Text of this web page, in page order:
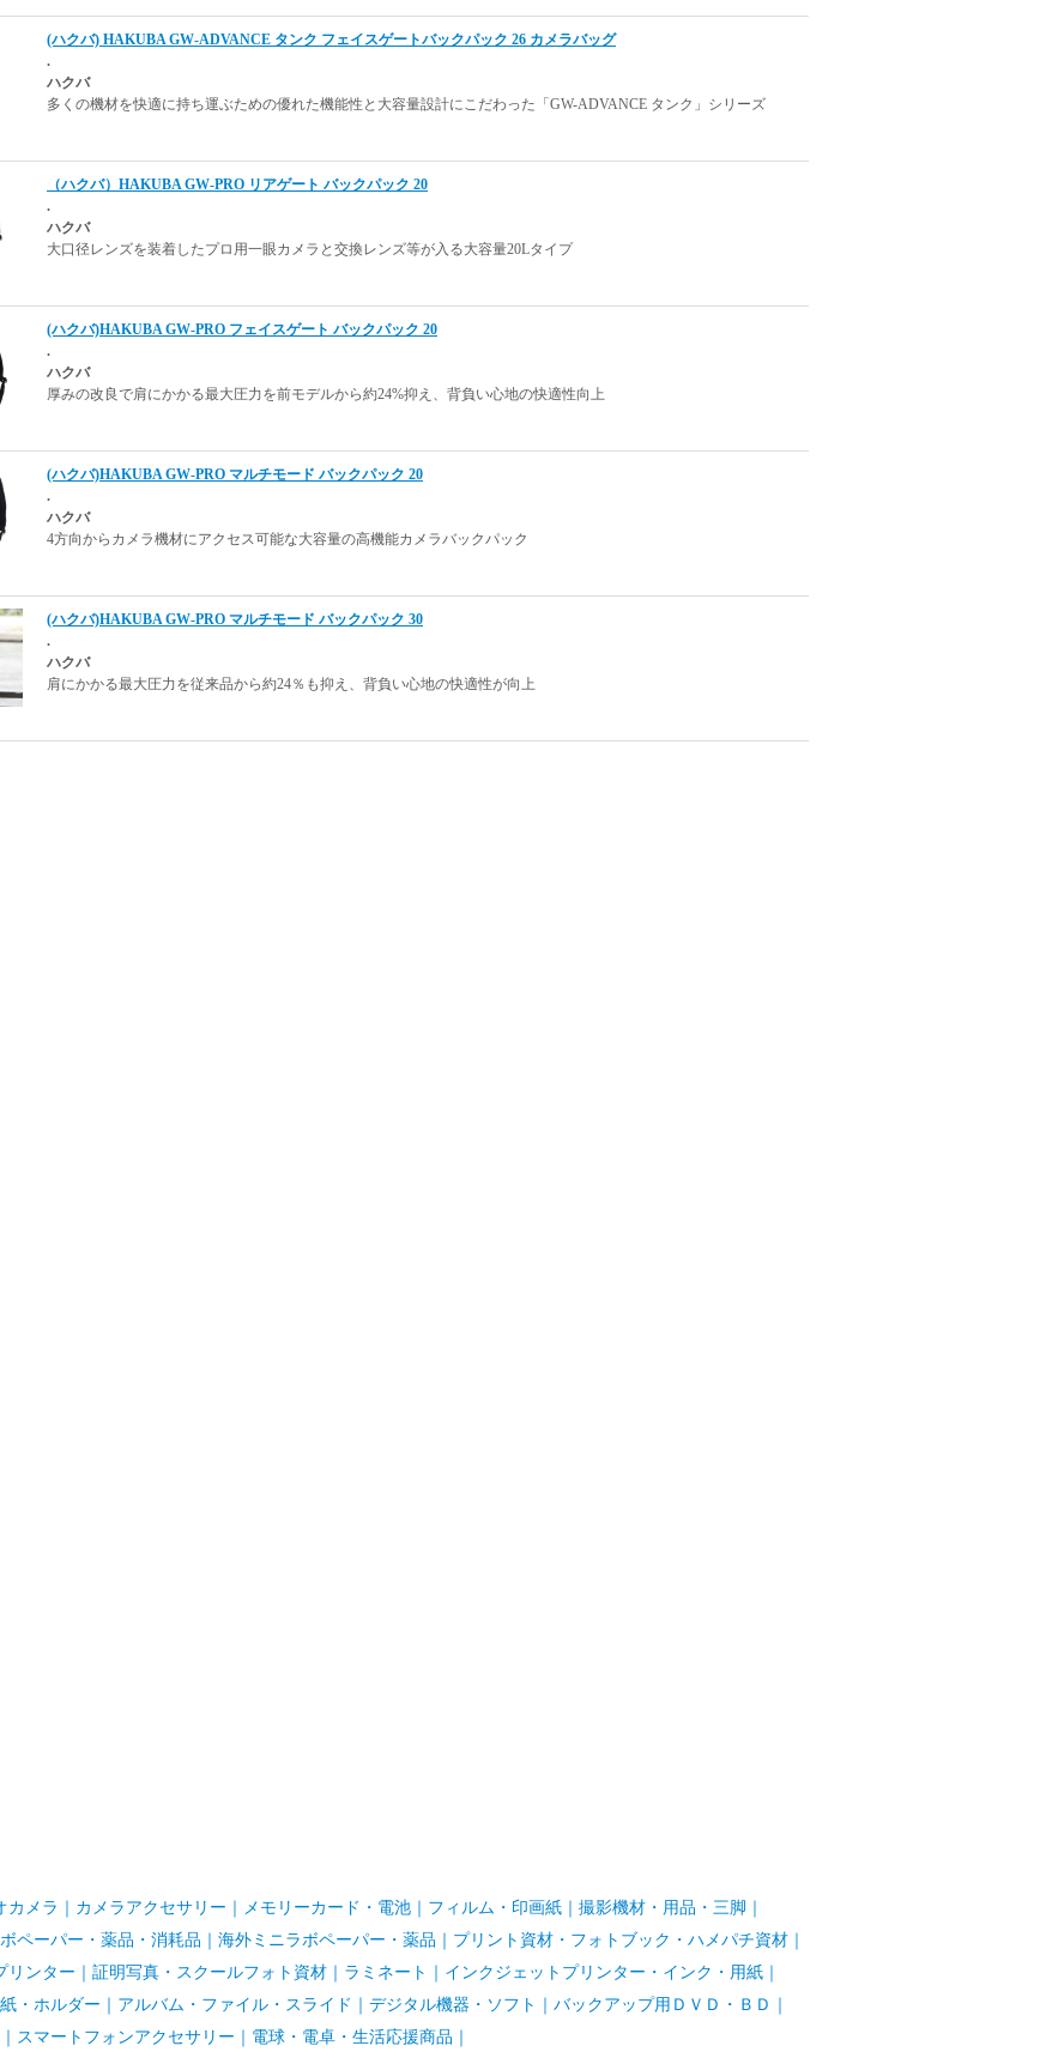
(ハクバ) HAKUBA GW-ADVANCE タンク フェイスゲートバックパック 26 カメラバッグ
.
ハクバ
多くの機材を快適に持ち運ぶための優れた機能性と大容量設計にこだわった「GW-ADVANCE タンク」シリーズ
（ハクバ）HAKUBA GW-PRO リアゲート バックパック 20
.
ハクバ
大口径レンズを装着したプロ用一眼カメラと交換レンズ等が入る大容量20Lタイプ
(ハクバ)HAKUBA GW-PRO フェイスゲート バックパック 20
.
ハクバ
厚みの改良で肩にかかる最大圧力を前モデルから約24%抑え、背負い心地の快適性向上
(ハクバ)HAKUBA GW-PRO マルチモード バックパック 20
.
ハクバ
4方向からカメラ機材にアクセス可能な大容量の高機能カメラバックパック
(ハクバ)HAKUBA GW-PRO マルチモード バックパック 30
.
ハクバ
肩にかかる最大圧力を従来品から約24％も抑え、背負い心地の快適性が向上
カメラ カメラアクセサリー メモリーカード・電池 フィルム・印画紙 撮影機材・用品・三脚
ペーパー・薬品・消耗品 海外ミニラボペーパー・薬品 プリント資材・フォトブック・ハメパチ資材
リンター 証明写真・スクールフォト資材 ラミネート インクジェットプリンター・インク・用紙
・ホルダー アルバム・ファイル・スライド デジタル機器・ソフト バックアップ用ＤＶＤ・ＢＤ
スマートフォンアクセサリー 電球・電卓・生活応援商品｜